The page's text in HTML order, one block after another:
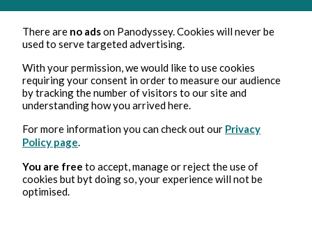
Le virus néolibéral
Arnaud (Allande) Socarros 8min de lecture
There are no adson Panodyssey. Cookies will never be
used to serve targeted advertising.
With your permission, we would like to use cookies
requiring your consent in order to measure our audience
by tracking the number of visitors to our site and
understanding how you arrived here.
For more information you can check out our Privacy
Policy page.
You are free to accept, manage or reject the use of
cookies but byt doing so, your experience will not be
optimised.